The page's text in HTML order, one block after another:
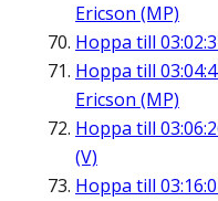
Ericson (MP)
Hoppa till
Hoppa till
Ericson (MP)
Hoppa till
(V)
Hoppa till